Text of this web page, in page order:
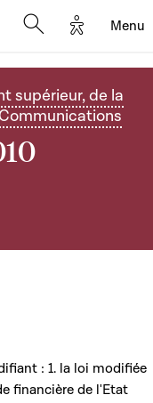
Options
Menu
supérieur, de la
and meetings
: 1. la loi modifiée
financière de l'Etat